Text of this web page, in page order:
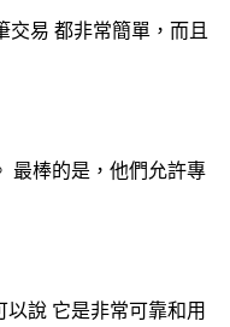
交易 都非常簡單，而且
最棒的是，他們允許專
說 它是非常可靠和用